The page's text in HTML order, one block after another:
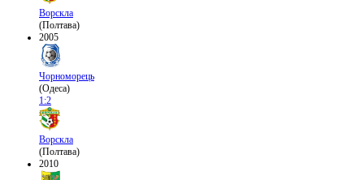
Ворскла
(Полтава)
2005
Чорноморець
(Одеса)
1:2
Ворскла
(Полтава)
2010